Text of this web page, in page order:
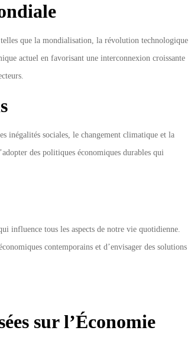
que la mondialisation, la révolution technologique
actuel en favorisant une interconnexion croissante
inégalités sociales, le changement climatique et la
des politiques économiques durables qui
influence tous les aspects de notre vie quotidienne.
contemporains et d’envisager des solutions
sur l’Économie